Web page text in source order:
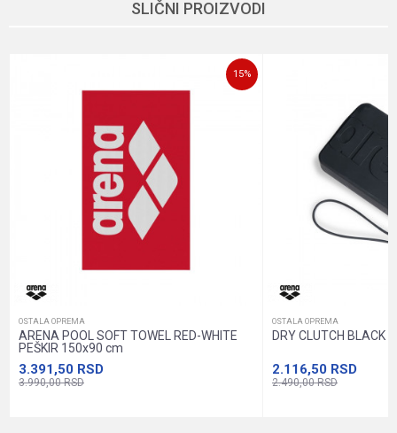
SLIČNI PROIZVODI
15%
OSTALA OPREMA
ARENA POOL SOFT TOWEL RED-WHITE
PEŠKIR 150x90 cm
3.391,50 RSD
3.990,00RSD
OSTALA OPREMA
DRY CLUTCH BLACK
2.116,50 RSD
2.490,00RSD